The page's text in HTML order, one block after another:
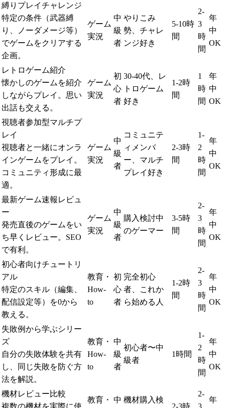
縛りプレイチャレンジ
特定の条件（武器縛
り、ノーダメージ等）
でゲームをクリアする
企画。
ゲーム
実況
中
級
者
やりこみ
勢、チャレ
ンジ好き
5-10時
間
2-
3
時
間
年
中
OK
レトロゲーム紹介
懐かしのゲームを紹介
しながらプレイ。思い
出話も交える。
ゲーム
実況
初
心
者
30-40代、レ
トロゲーム
好き
1-2時
間
1
時
間
年
中
OK
視聴者参加型マルチプ
レイ
視聴者と一緒にオンラ
インゲームをプレイ。
コミュニティ形成に最
適。
ゲーム
実況
中
級
者
コミュニテ
ィメンバ
ー、マルチ
プレイ好き
2-3時
間
1-
2
時
間
年
中
OK
最新ゲーム速報レビュ
ー
発売直後のゲームをい
ち早くレビュー。SEO
で有利。
ゲーム
実況
中
級
者
購入検討中
のゲーマー
3-5時
間
2-
3
時
間
年
中
OK
初心者向けチュートリ
アル
特定のスキル（編集、
配信設定等）を0から
教える。
教育・
How-
to
初
心
者
完全初心
者、これか
ら始める人
1-2時
間
2-
3
時
間
年
中
OK
失敗例から学ぶシリー
ズ
自分の失敗体験を共有
し、同じ失敗を防ぐ方
法を解説。
教育・
How-
to
中
級
者
初心者〜中
級者
1時間
1-
2
時
間
年
中
OK
機材レビュー比較
複数の機材を実際に使
教育・ 中 機材購入検
2-3時
2-
3
年